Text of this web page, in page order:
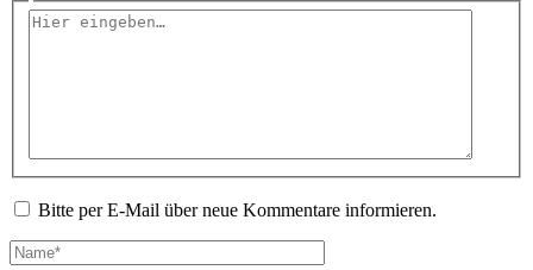
Hier
Bitte per E-Mail über neue Kommentare informieren.
Name*